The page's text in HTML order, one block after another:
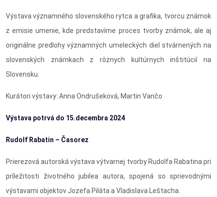
Výstava významného slovenského rytca a grafika, tvorcu známok
z emisie umenie, kde predstavíme proces tvorby známok, ale aj
originálne predlohy významných umeleckých diel stvárnených na
slovenských známkach z rôznych kultúrnych inštitúcií na
Slovensku.
Kurátori výstavy: Anna Ondrušeková, Martin Vančo
Výstava potrvá do 15.decembra 2024
Rudolf Rabatin – Časorez
Prierezová autorská výstava výtvarnej tvorby Rudolfa Rabatina pri
príležitosti životného jubilea autora, spojená so sprievodnými
výstavami objektov Jozefa Piláta a Vladislava Leštacha.